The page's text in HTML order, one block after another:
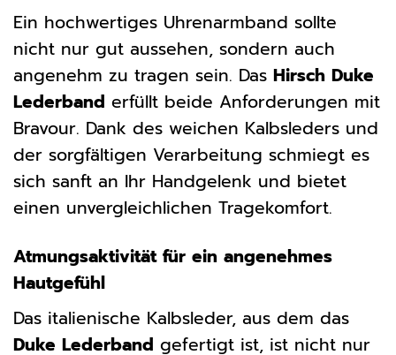
Ein hochwertiges Uhrenarmband sollte
nicht nur gut aussehen, sondern auch
angenehm zu tragen sein. Das Hirsch Duke
Lederband erfüllt beide Anforderungen mit
Bravour. Dank des weichen Kalbsleders und
der sorgfältigen Verarbeitung schmiegt es
sich sanft an Ihr Handgelenk und bietet
einen unvergleichlichen Tragekomfort.
Atmungsaktivität für ein angenehmes
Hautgefühl
Das italienische Kalbsleder, aus dem das
Duke Lederband gefertigt ist, ist nicht nur